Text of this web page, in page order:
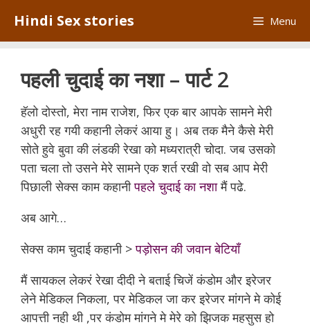
content
Hindi Sex stories Menu
पहली चुदाई का नशा – पार्ट 2
हॅलो दोस्तो, मेरा नाम राजेश, फिर एक बार आपके सामने मेरी
अधुरी रह गयी कहानी लेकरं आया हु। अब तक मैने कैसे मेरी
सोते हुवे बुवा की लंडकी रेखा को मध्यरात्री चोदा. जब उसको
पता चला तो उसने मेरे सामने एक शर्त रखी वो सब आप मेरी
पिछाली सेक्स काम कहानीपहले चुदाई का नशामैं पढे.
अब आगे…
सेक्स काम चुदाई कहानी >पड़ोसन की जवान बेटियाँ
मैं सायकल लेकरं रेखा दीदी ने बताई चिजें कंडोम और इरेजर
लेने मेडिकल निकला, पर मेडिकल जा कर इरेजर मांगने मे कोई
आपत्ती नही थी ,पर कंडोम मांगने मे मेरे को झिजक महसुस हो